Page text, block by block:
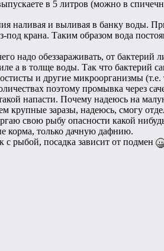
в 5 литров (можно в
наливая и выливая в банку воды.
крана. Таким образом вода
надо обеззараживать, от бактерий
а в толще воды. Так что бактерий
и другие микроорганизмы
поэтому промывка через
напасти. Почему надеюсь на
заразы, надеюсь, смогу
свою рыбу опасности какой
корма, только дачную дафнию.
с рыбой, посадка зависит от подмен